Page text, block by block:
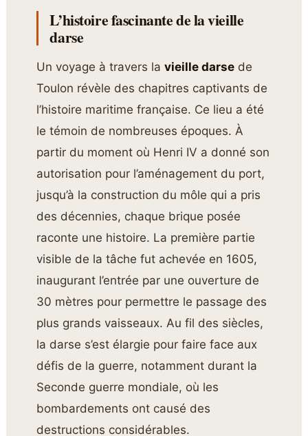
L’histoire fascinante de la vieille
darse
Un voyage à travers lavieille darse de
Toulon révèle des chapitres captivants de
l’histoire maritime française. Ce lieu a été
le témoin de nombreuses époques. À
partir du moment où Henri IV a donné son
autorisation pour l’aménagement du port,
jusqu’à la construction du môle qui a pris
des décennies, chaque brique posée
raconte une histoire. La première partie
visible de la tâche fut achevée en 1605,
inaugurant l’entrée par une ouverture de
30 mètres pour permettre le passage des
plus grands vaisseaux. Au fil des siècles,
la darse s’est élargie pour faire face aux
défis de la guerre, notamment durant la
Seconde guerre mondiale, où les
bombardements ont causé des
destructions considérables.